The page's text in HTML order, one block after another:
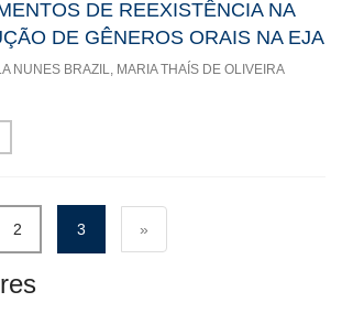
DE REEXISTÊNCIA NA
DE GÊNEROS ORAIS NA EJA
NUNES BRAZIL, MARIA THAÍS DE OLIVEIRA
2 3 »